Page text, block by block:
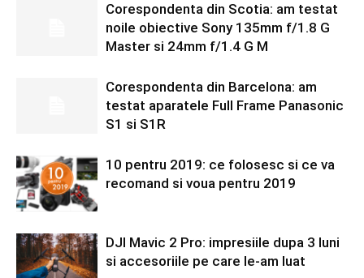
Corespondenta din Scotia: am testat
noile obiective Sony 135mm f/1.8 G
Master si 24mm f/1.4 G M
Corespondenta din Barcelona: am
testat aparatele Full Frame Panasonic
S1 si S1R
10 pentru 2019: ce folosesc si ce va
recomand si voua pentru 2019
DJI Mavic 2 Pro: impresiile dupa 3 luni
si accesoriile pe care le-am luat